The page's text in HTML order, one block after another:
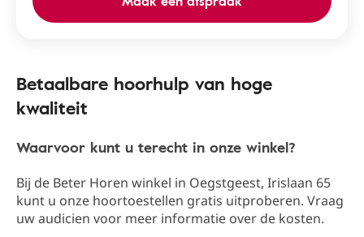
Betaalbare hoorhulp van hoge
kwaliteit
Waarvoor kunt u terecht in onze winkel?
Bij de Beter Horen winkel in Oegstgeest​, Irislaan 65​
kunt u onze hoortoestellen gratis uitproberen. Vraag
uw audicien voor meer informatie over de kosten.